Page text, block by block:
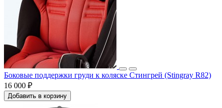
Боковые поддержки груди к коляске Стингрей (Stingray R82)
16 000 ₽
Добавить в корзину